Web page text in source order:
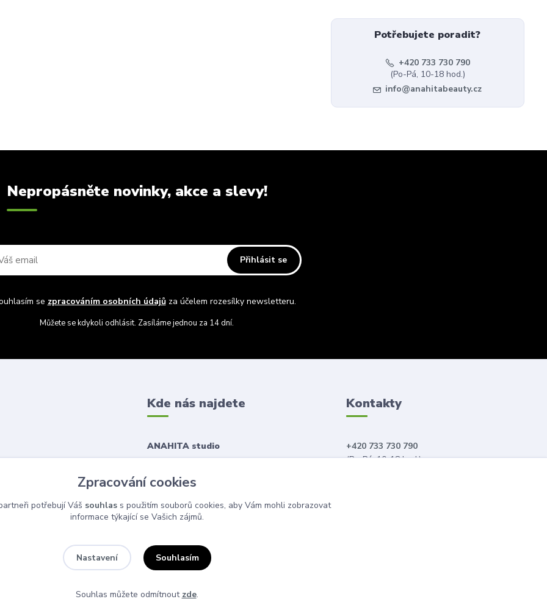
Potřebujete poradit?
+420 733 730 790
(Po-Pá, 10-18 hod.)
info@anahitabeauty.cz
Nepropásněte novinky, akce a slevy!
Přihlásit se
se zpracováním osobních údajůza účelem rozesílky newsletteru.
Můžete se kdykoli odhlásit. Zasíláme jednou za 14 dní.
Kde nás najdete
ANAHITA studio
Kontakty
+420 733 730 790
(Po-Pá, 10-18 hod.)
Zpracování cookies
potřebují Váš souhlass použitím souborů cookies, aby Vám mohli zobrazovat
informace týkající se Vašich zájmů.
Nastavení Souhlasím
Souhlas můžete odmítnout zde.